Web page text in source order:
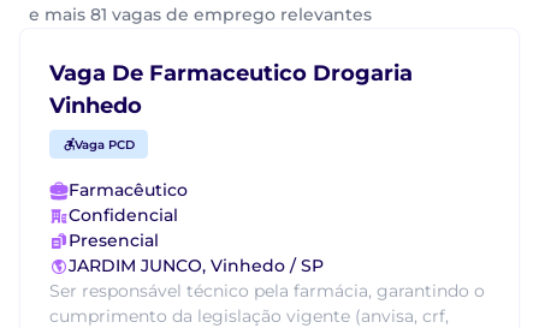
e mais 81 vagas de emprego relevantes
Vaga De Farmaceutico Drogaria
Vinhedo
Vaga PCD
Farmacêutico
Confidencial
Presencial
JARDIM JUNCO, Vinhedo / SP
Ser responsável técnico pela farmácia, garantindo o
cumprimento da legislação vigente (anvisa, crf,